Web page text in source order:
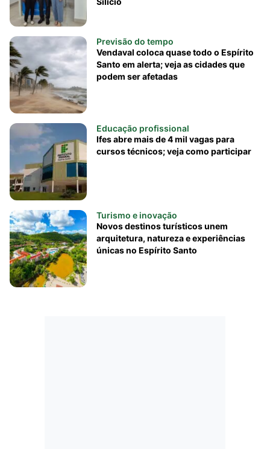
Previsão do tempo
Vendaval coloca quase todo o Espírito
Santo em alerta; veja as cidades que
podem ser afetadas
Educação profissional
Ifes abre mais de 4 mil vagas para
cursos técnicos; veja como participar
Turismo e inovação
Novos destinos turísticos unem
arquitetura, natureza e experiências
únicas no Espírito Santo